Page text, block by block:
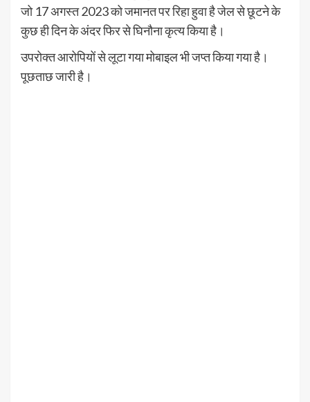
जो 17 अगस्त 2023 को जमानत पर रिहा हुवा है जेल से छूटने के
कुछ ही दिन के अंदर फिर से घिनौना कृत्य किया है।
उपरोक्त आरोपियों से लूटा गया मोबाइल भी जप्त किया गया है।
पूछताछ जारी है।